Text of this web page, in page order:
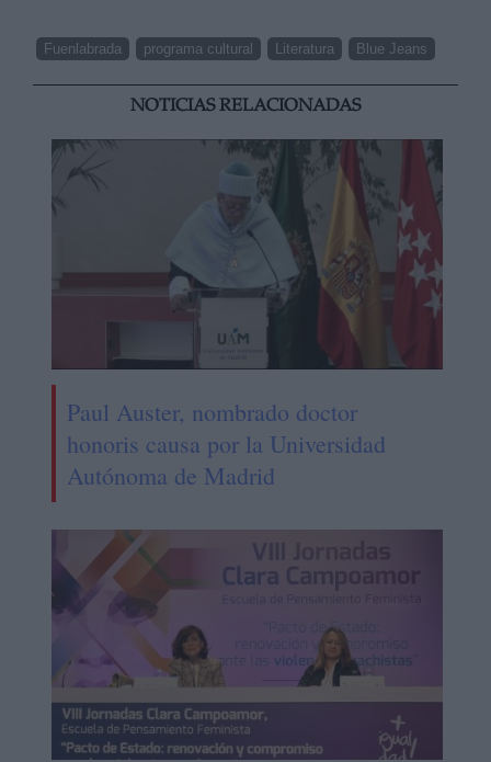
Fuenlabrada programa cultural Literatura Blue Jeans
NOTICIAS RELACIONADAS
Paul Auster, nombrado doctor
honoris causa por la Universidad
Autónoma de Madrid